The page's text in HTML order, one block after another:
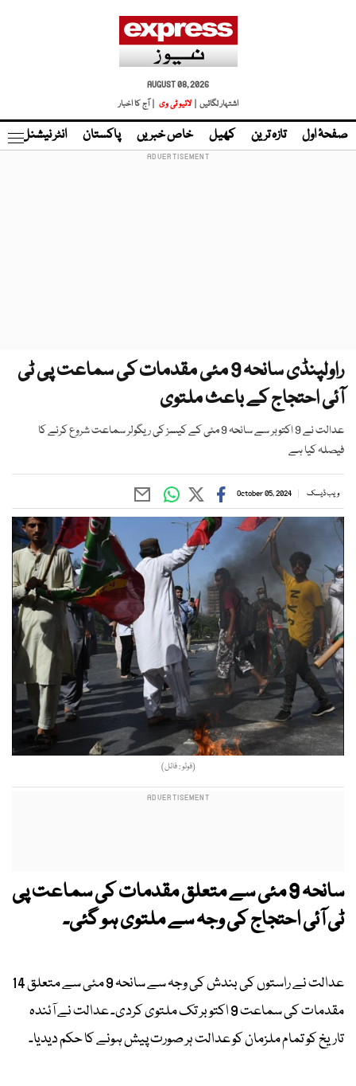
AUGUST 08, 2026
اشتہار لگائیں |
لائیو ٹی وی | آج کا اخبار
صفحۂ اول تازہ ترین کھیل خاص خبریں پاکستان انٹر نیشنل
راولپنڈی سانحہ 9 مئی مقدمات کی سماعت پی ٹی
آئی احتجاج کے باعث ملتوی
عدالت نے 9 اکتوبر سے سانحہ 9 مئی کے کیسز کی ریگولر سماعت شروع کرنے کا
فیصلہ کیا ہے
ویب ڈیسک October 05, 2024
(فوٹو : فائل)
سانحہ 9 مئی سے متعلق مقدمات کی سماعت پی
ٹی آئی احتجاج کی وجہ سے ملتوی ہو گئی۔
عدالت نے راستوں کی بندش کی وجہ سے سانحہ 9 مئی سے متعلق 14
مقدمات کی سماعت 9 اکتوبر تک ملتوی کردی۔ عدالت نے آئندہ
تاریخ کو تمام ملزمان کو عدالت ہر صورت پیش ہونے کا حکم دیدیا۔